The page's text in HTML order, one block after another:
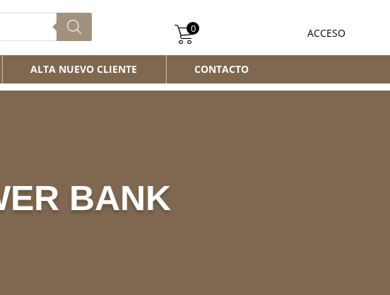
ACCESO
0
ALTA NUEVO CLIENTE CONTACTO
BANK